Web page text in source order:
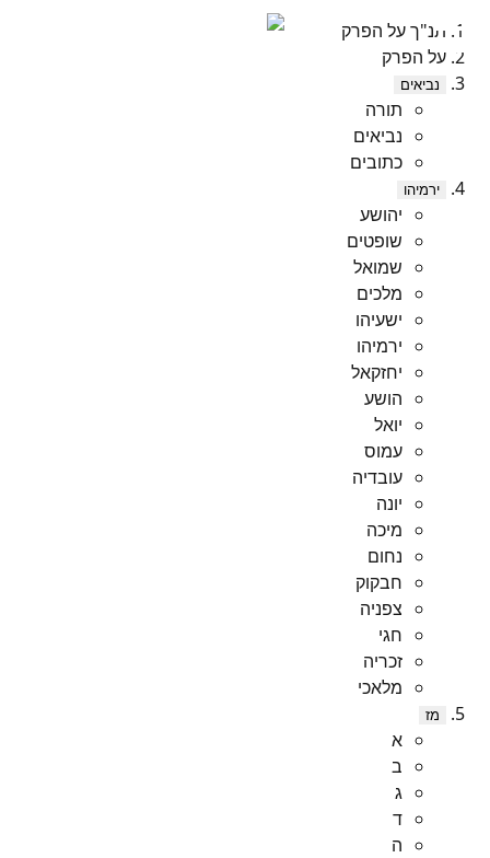
תנ"ך על הפרק
על הפרק
נביאים
תורה
נביאים
כתובים
ירמיהו
יהושע
שופטים
שמואל
מלכים
ישעיהו
ירמיהו
יחזקאל
הושע
יואל
עמוס
עובדיה
יונה
מיכה
נחום
חבקוק
צפניה
חגי
זכריה
מלאכי
מז
א
ב
ג
ד
ה